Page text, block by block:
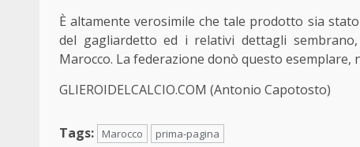
È altamente verosimile che tale prodotto sia
del gagliardetto ed i relativi dettagli
Marocco. La federazione donò questo esemplare,
GLIEROIDELCALCIO.COM (Antonio Capotosto)
Tags: Marocco prima-pagina